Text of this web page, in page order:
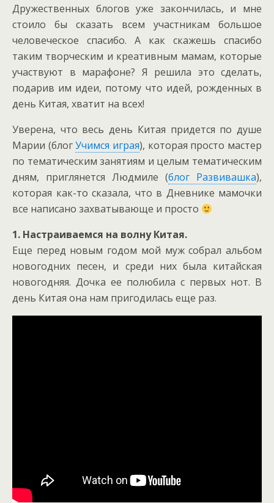
Дружественных блогов уже закончилась, и мне
стоило бы сказать всем участникам большое
человеческое спасибо. А как скажешь спасибо
таким творческим и креативным мамам, которые
участвуют в марафоне? Я решила это сделать,
подарив им идеи, потому что идей, рожденных в
день Китая, хватит на всех!
Уверена, что весь день Китая придется по душе
Марии (блогУчимся играя), которая просто мастер
по тематическим занятиям и целым тематическим
дням, приглянется Людмиле (блог Развивашка),
которая как-то сказала, что в Дневнике мамочки
все написано захватывающе и просто
1. Настраиваемся на волну Китая.
Еще перед новым годом мой муж собрал альбом
новогодних песен, и среди них была китайская
новогодняя. Дочка ее полюбила с первых нот. В
день Китая она нам пригодилась еще раз.